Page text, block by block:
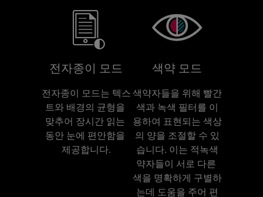
전자종이 모드
전자종이 모드는 텍스
트와 배경의 균형을
맞추어 장시간 읽는
동안 눈에 편안함을
제공합니다.
색약 모드
색약자들을 위해 빨간
색과 녹색 필터를 이
용하여 표현되는 색상
의 양을 조절할 수 있
습니다. 이는 적녹색
약자들이 서로 다른
색을 명확하게 구별하
는데 도움을 주어 편